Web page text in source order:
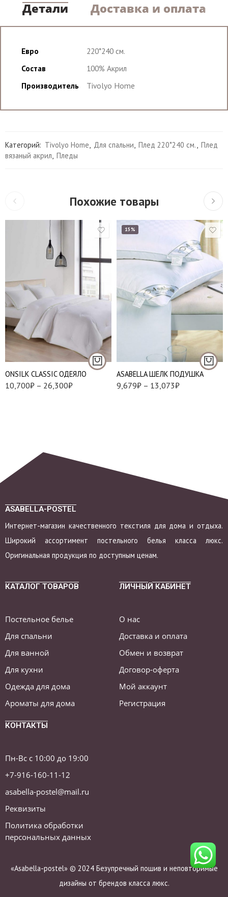
Детали Доставка и оплата
Евро
220*240 см.
Состав
100% Акрил
Производитель
Tivolyo Home
Категорий: Tivolyo Home, Для спальни, Плед 220*240 см., Плед
вязаный акрил, Пледы
Похожие товары
ONSILK CLASSIC ОДЕЯЛО
10,700₽ – 26,300₽
Облегченное-160 г/
м
Средние-300 г/м
Теплые-340 г/м
15%
АSABELLA ШЕЛК ПОДУШКА
9,679₽ – 13,073₽
Подушки 50*70 см.
Подушки 70*70 см.
ASABELLA-POSTEL
Интернет-магазин качественного текстиля для дома и отдыха.
Широкий ассортимент постельного белья класса люкс.
Оригинальная продукция по доступным ценам.
КАТАЛОГ ТОВАРОВ
Постельное белье
Для спальни
Для ванной
Для кухни
Одежда для дома
Ароматы для дома
ЛИЧНЫЙ КАБИНЕТ
О нас
Доставка и оплата
Обмен и возврат
Договор-оферта
Мой аккаунт
Регистрация
КОНТАКТЫ
Пн-Вс с 10:00 до 19:00
+7-916-160-11-12
asabella-postel@mail.ru
Реквизиты
Политика обработки
персональных данных
«Asabella-postel» © 2024 Безупречный пошив и неповторимые
дизайны от брендов класса люкс.